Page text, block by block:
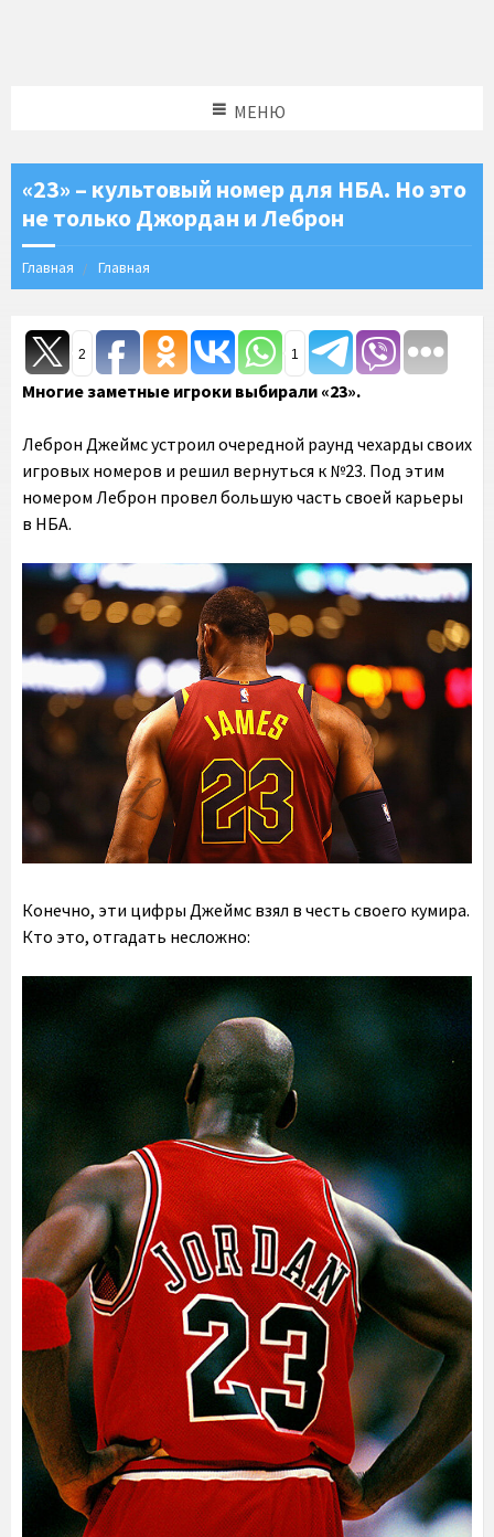
МЕНЮ
«23» – культовый номер для НБА. Но это
не только Джордан и Леброн
Главная Главная
2 1
Многие заметные игроки выбирали «23».
Леброн Джеймс устроил очередной раунд чехарды своих
игровых номеров и решил вернуться к №23. Под этим
номером Леброн провел большую часть своей карьеры
в НБА.
Конечно, эти цифры Джеймс взял в честь своего кумира.
Кто это, отгадать несложно: